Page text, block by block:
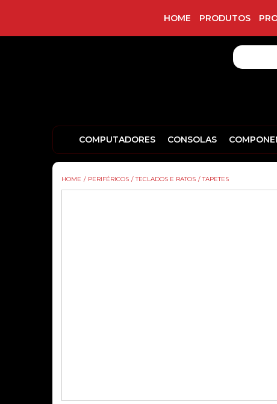
HOME PRODUTOS
COMPUTADORES CONSOLAS
HOME / PERIFÉRICOS / TECLADOS E RATOS / TAPETES